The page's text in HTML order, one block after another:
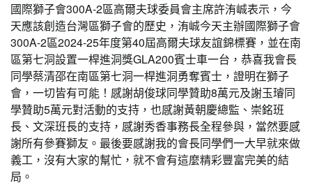
國際獅子會300A-2區高爾夫球委員會主席許洧峸表示，今
天應該創造台灣區獅子會的歷史，洧峸今天主辦國際獅子會
300A-2區2024-25年度第40屆高爾夫球友誼錦標賽，並在南
區第七洞設置一桿進洞獎GLA200賓士車一台，恭喜我會長
同學蔡清邵在南區第七洞一桿進洞勇奪賓士，證明在獅子
會，一切皆有可能！感謝胡俊球同學贊助8萬元及謝玉璿同
學贊助5萬元對活動的支持，也感謝黃朝慶總監、崇銘班
長、文深班長的支持，感謝秀香事務長全程參與，當然要感
謝所有參賽獅友。最後要感謝我的會長同學們一大早就來做
義工，沒有大家的幫忙，就不會有這麼精彩豐富完美的結
局。